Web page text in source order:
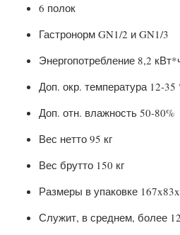
6 полок
Гастронорм GN1/2 и GN1/3
Энергопотребление 8,2
Доп. окр. температура 12-35
Доп. отн. влажность 50-80%
Вес нетто 95 кг
Вес брутто 150 кг
Размеры в упаковке
Служит, в среднем, более